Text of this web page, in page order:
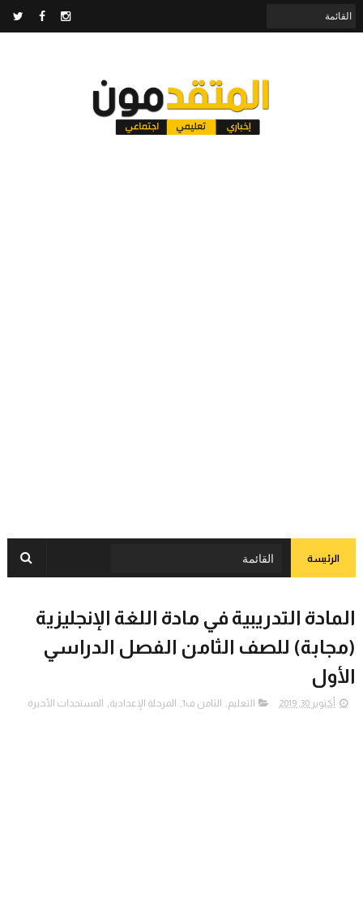
الرئيسة
المادة التدريبية في مادة اللغة الإنجليزية
(مجابة) للصف الثامن الفصل الدراسي
الأول
أكتوبر 30, 2019 التعليم, الثامن ف1 , المرحلة الإعدادية, المستجدات الأخيرة